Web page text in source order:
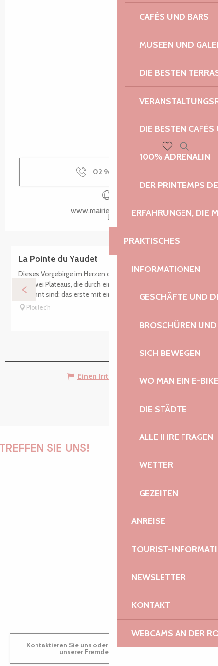
CAFÉS UND BARS
MUSEEN UND
DIE BESTEN
DIE BESTEN
100% ADRENALIN
DER PRINTEMPS
ERFAHRUNGEN, DIE
PRAKTISCHES
INFORMATIONEN
GESCHÄFTE UND
BROSCHÜREN
SICH BEWEGEN
WO MAN EIN E-
DIE STÄDTE
ALLE IHRE FRAGEN
WETTER
GEZEITEN
ANREISE
TOURIST-
NEWSLETTER
KONTAKT
WEBCAMS AN DER
Voir les favoris
Suche
02 96 46 10▒▒
www.mairie-ploulech.fr
La Pointe du Yaudet
Dieses Vorgebirge im Herzen der Léguer-Mündung besteht
aus zwei Plateaus, die durch einen starken Hang voneinander
getrennt sind: das erste mit einer durchschnittlichen Höhe...
Ploulec'h
Einen Irrtum angeben
TREFFEN SIE UNS!
PAULINE
AUDREY
GWENAËLLE
Kontaktieren Sie uns oder besuchen Sie uns in einem
unserer Fremdenverkehrsbüros.